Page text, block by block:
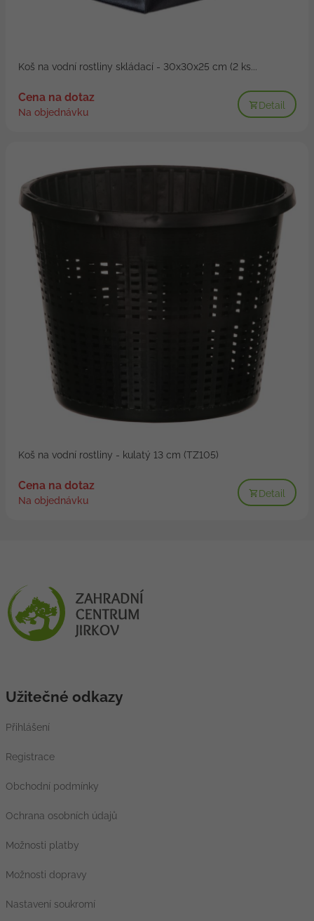
Koš na vodní rostliny skládací - 30x30x25 cm (2 ks...
Cena na dotaz
Na objednávku
Detail
Koš na vodní rostliny - kulatý 13 cm (TZ105)
Cena na dotaz
Na objednávku
Detail
Užitečné odkazy
Přihlášení
Registrace
Obchodní podmínky
Ochrana osobních údajů
Možnosti platby
Možnosti dopravy
Nastavení soukromí